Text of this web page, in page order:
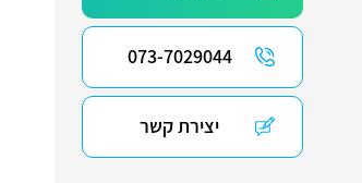
073-7029044
יצירת קשר